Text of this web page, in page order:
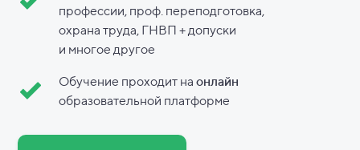
Обучение проходит наонлайн
образовательной платформе
профессии, проф. переподготовка,
охрана труда, ГНВП + допуски
и многое другое